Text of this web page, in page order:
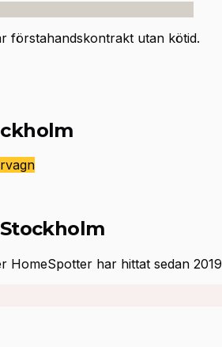
förstahandskontrakt utan kötid.
HomeSpotter har hittat sedan 2019